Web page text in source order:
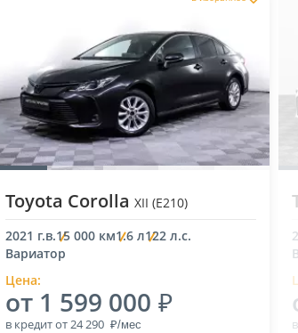
Toyota Corolla XII (E210)
2021 г.в.15 000 км1.6 л122 л.с.
Вариатор
Цена:
от 1 599 000
в кредитот 24 290